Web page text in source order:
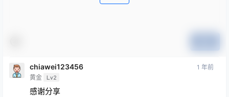
chiawei123456
黄金 Lv2
1 年前
感谢分享